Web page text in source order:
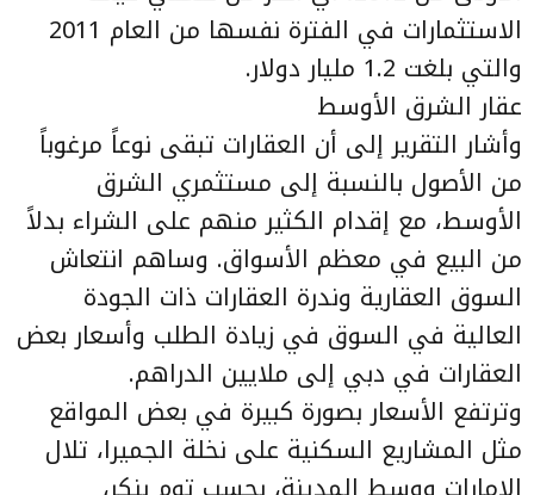
الاستثمارات في الفترة نفسها من العام 2011
والتي بلغت 1.2 مليار دولار.
عقار الشرق الأوسط
وأشار التقرير إلى أن العقارات تبقى نوعاً مرغوباً
من الأصول بالنسبة إلى مستثمري الشرق
الأوسط، مع إقدام الكثير منهم على الشراء بدلاً
من البيع في معظم الأسواق. وساهم انتعاش
السوق العقارية وندرة العقارات ذات الجودة
العالية في السوق في زيادة الطلب وأسعار بعض
العقارات في دبي إلى ملايين الدراهم.
وترتفع الأسعار بصورة كبيرة في بعض المواقع
مثل المشاريع السكنية على نخلة الجميرا، تلال